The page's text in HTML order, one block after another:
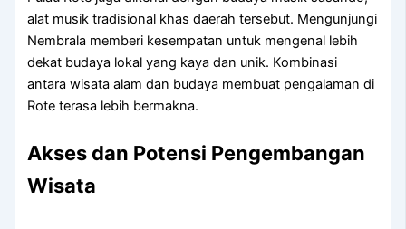
alat musik tradisional khas daerah tersebut. Mengunjungi
Nembrala memberi kesempatan untuk mengenal lebih
dekat budaya lokal yang kaya dan unik. Kombinasi
antara wisata alam dan budaya membuat pengalaman di
Rote terasa lebih bermakna.
Akses dan Potensi Pengembangan
Wisata